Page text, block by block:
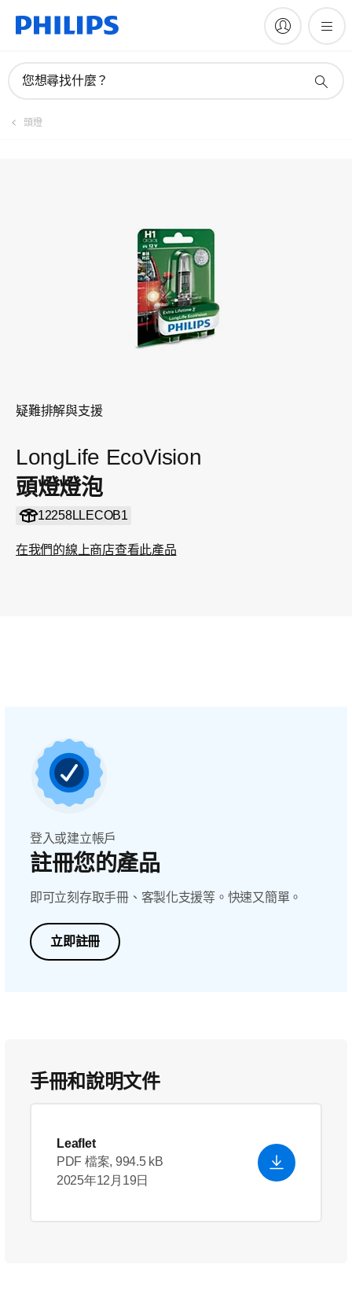
您想尋找什麼？
頭燈
疑難排解與支援
LongLife EcoVision
頭燈燈泡
12258LLECOB1
在我們的線上商店查看此產品
註冊產品
登入或建立帳戶
註冊您的產品
即可立刻存取手冊、客製化支援等。快速又簡單。
立即註冊
手冊和說明文件
Leaflet
PDF 檔案, 994.5 kB
2025年12月19日